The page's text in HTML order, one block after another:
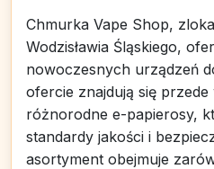
Chmurka Vape Shop,
Wodzisławia Śląskiego,
nowoczesnych urządzeń
ofercie znajdują się
różnorodne e-papierosy,
standardy jakości i
asortyment obejmuje